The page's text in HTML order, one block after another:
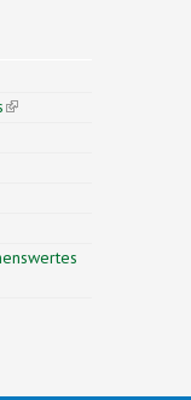
is external)
(link is external)